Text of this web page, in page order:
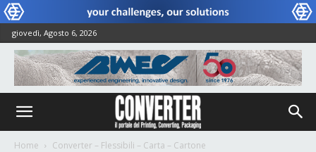
giovedì, Agosto 6, 2026
Home Converter – Flessibili – Carta – Cartone